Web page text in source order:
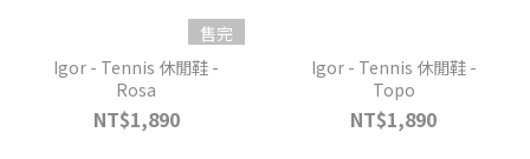
售完
Igor - Tennis 休閒鞋 -
Rosa
NT$1,890
Igor - Tennis 休閒鞋 -
Topo
NT$1,890